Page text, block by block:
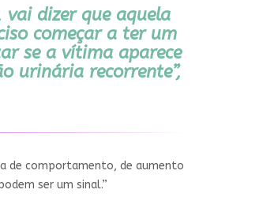
vai dizer que aquela
começar a ter um
se a vítima aparece
urinária recorrente”,
de comportamento, de aumento
ser um sinal.”